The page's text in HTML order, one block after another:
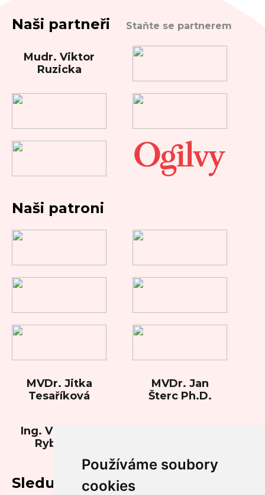
Používáme soubory
cookies
Naši partneři Staňte se partnerem
Mudr. Viktor
Ruzicka
Naši patroni
MVDr. Jitka
Tesaříková
MVDr. Jan
Šterc Ph.D.
Ing. Vladimíra
Rybková
Sledujte nás